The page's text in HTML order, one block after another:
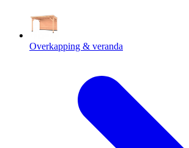
Overkapping & veranda